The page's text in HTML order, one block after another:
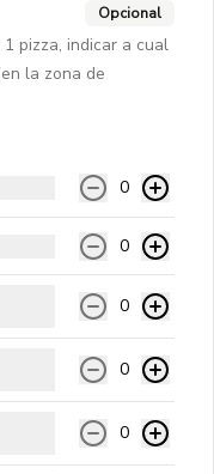
25 cms
25 cms
queso mozzarella,
ecuatoriano,
Opcional
pizza, indicar a cual
la zona de
0
0
0
0
0